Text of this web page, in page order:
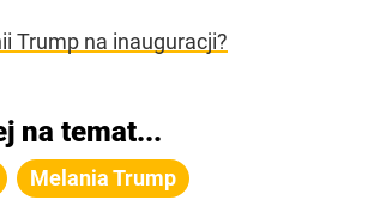
Trump na inauguracji?
na temat...
Melania Trump